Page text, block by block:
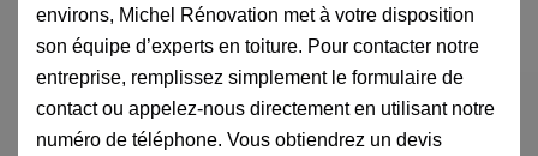
environs, Michel Rénovation met à votre disposition
son équipe d’experts en toiture. Pour contacter notre
entreprise, remplissez simplement le formulaire de
contact ou appelez-nous directement en utilisant notre
numéro de téléphone. Vous obtiendrez un devis